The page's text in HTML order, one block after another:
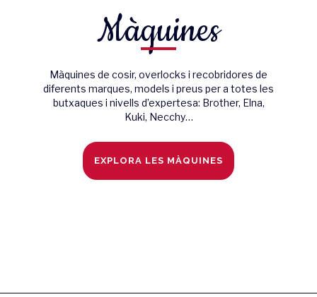
Màquines
Màquines de cosir, overlocks i recobridores de
diferents marques, models i preus per a totes les
butxaques i nivells d’expertesa: Brother, Elna,
Kuki, Necchy…
EXPLORA LES MÀQUINES